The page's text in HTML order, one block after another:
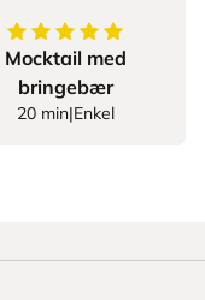
5av5stjerner
Mocktail med
bringebær
20 min|Enkel